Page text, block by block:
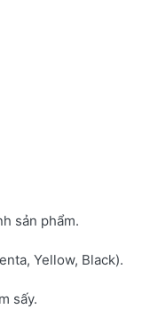
sản phẩm.
Yellow, Black).
sấy.